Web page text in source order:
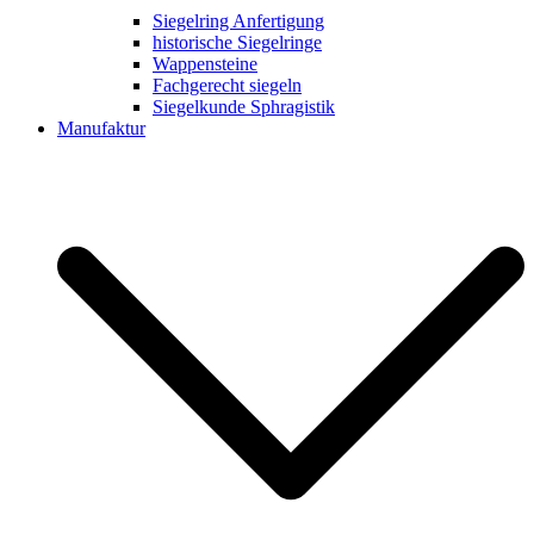
Siegelring Anfertigung
historische Siegelringe
Wappensteine
Fachgerecht siegeln
Siegelkunde Sphragistik
Manufaktur